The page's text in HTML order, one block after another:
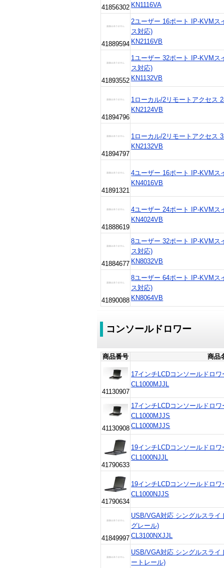
41856302 KN1116VA
41889594
2ユーザー 16ポート IP-KVMス
ス対応)
KN2116VB
41893552
1ユーザー 32ポート IP-KVMス
ス対応)
KN1132VB
41894796
1ローカル/2リモートアクセス
KN2124VB
41894797
1ローカル/2リモートアクセス
KN2132VB
41891321
4ユーザー 16ポート IP-KVMス
KN4016VB
41888619
4ユーザー 24ポート IP-KVMス
KN4024VB
41884677
8ユーザー 32ポート IP-KVMス
ス対応)
KN8032VB
41890088
8ユーザー 64ポート IP-KVMス
ス対応)
KN8064VB
コンソールドロワー
商品番号 商品
41130907
17インチLCDコンソールドロ
CL1000MJJL
41130908
17インチLCDコンソールドロ
CL1000MJJS
CL1000MJJS
41790633
19インチLCDコンソールドロ
CL1000NJJL
41790634
19インチLCDコンソールドロ
CL1000NJJS
41849997
USB/VGA対応 シングルスライ
グレール)
CL3100NXJJL
USB/VGA対応 シングルスライ
ートレール)